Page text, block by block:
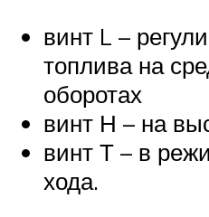
винт L –
топлива на
оборотах
винт Н – на
винт Т – в
хода.